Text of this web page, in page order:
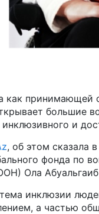
как принимающей
большие
и
, об этом сказала
фонда по
Ола
инклюзии
а частью